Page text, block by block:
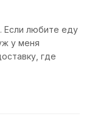
Если любите еду
у меня
где